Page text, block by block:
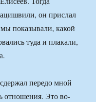
он прислал
показывали, какой
туда и плакали,
передо мной
отношения. Это во-